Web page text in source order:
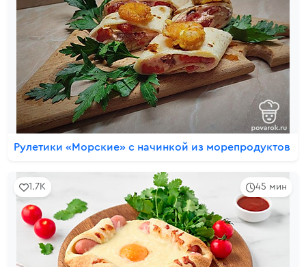
Рулетики «Морские» с начинкой из морепродуктов
45 мин
1.7K